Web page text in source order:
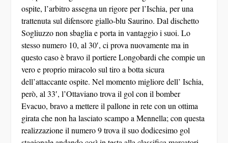
ospite, l’arbitro assegna un rigore per l’Ischia, per una
trattenuta sul difensore giallo-blu Saurino. Dal dischetto
Sogliuzzo non sbaglia e porta in vantaggio i suoi. Lo
stesso numero 10, al 30′, ci prova nuovamente ma in
questo caso è bravo il portiere Longobardi che compie un
vero e proprio miracolo sul tiro a botta sicura
dell’attaccante ospite. Nel momento migliore dell’ Ischia,
però, al 33′, l’Ottaviano trova il gol con il bomber
Evacuo, bravo a mettere il pallone in rete con un ottima
girata che non ha lasciato scampo a Mennella; con questa
realizzazione il numero 9 trova il suo dodicesimo gol
stagionale andando così in testa alla classifica marcatori.